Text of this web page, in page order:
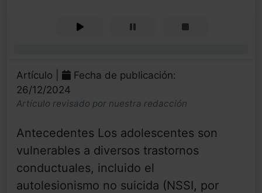
Artículo |
Fecha de publicación:
26/12/2024
Artículo revisado por nuestra redacción
Antecedentes Los adolescentes son
vulnerables a diversos trastornos
conductuales, incluido el
autolesionismo no suicida (NSSI, por